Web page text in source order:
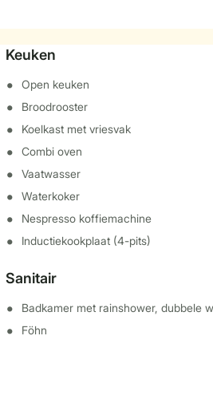
Keuken
Open keuken
Broodrooster
Koelkast met vriesvak
Combi oven
Vaatwasser
Waterkoker
Nespresso koffiemachine
Inductiekookplaat (4-pits)
Sanitair
Badkamer met rainshower, dubbele
Föhn